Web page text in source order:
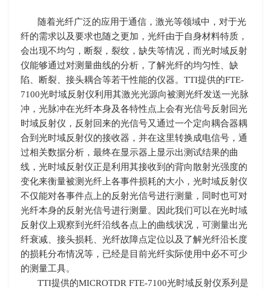
随着光纤广泛的应用于通信，激光等领域中，对于光
纤的需求以及要求也随之更加，光纤由于自身材料特质，
会出现不均匀，断裂，裂纹，缺失等情况，而光时域反射
仪能够通过对测量曲线的分析，了解光纤的均匀性、缺
陷、断裂、接头耦合等若干性能的仪器。TTI提供的FTE-
7100光时域反射仪利用其激光光源向被测光纤发送一光脉
冲，光脉冲在光纤本身及各特性点上会有光信号反射回光
时域反射仪，反射回来的光信号又通过一个定向耦合器耦
合到光时域反射仪的接收器，并在这里转换成电信号，通
过相关数据分析，最终在显示器上显示出测试结果的曲
线，光时域反射仪正是利用其接收到的背向散射光强度的
变化来衡量被测光纤上各事件损耗的大小，光时域反射仪
不仅能对各事件点上的反射光信号进行测量，同时也可对
光纤本身的反射光信号进行测量。因此我们可以在光时域
反射仪上观察到光纤沿线各点上的曲线状况，可测量出光
纤衰减、接头损耗、光纤故障点定位以及了解光纤沿长度
的损耗分布情况等，已经是目前光纤实际使用中必不可少
的测量工具。
TTI提供的MICROTDR FTE-7100光时域反射仪系列是